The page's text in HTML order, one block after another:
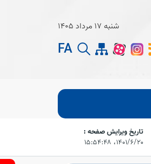
شنبه 17 مرداد 1405
FA
تاریخ ویرایش صفحه :
۱۴۰۱/۶/۲۰،‏ ۱۵:۵۴:۴۸